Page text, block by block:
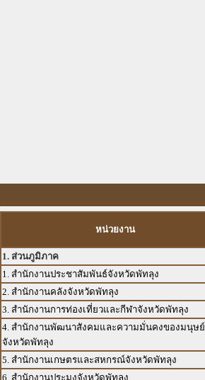
หน่วยงาน
1. ส่วนภูมิภาค
1. สำนักงานประชาสัมพันธ์จังหวัดพัทลุง
2. สำนักงานคลังจังหวัดพัทลุง
3. สำนักงานการท่องเที่ยวและกีฬาจังหวัดพัทลุง
4. สำนักงานพัฒนาสังคมและความมั่นคงของมนุษย์
จังหวัดพัทลุง
5. สำนักงานเกษตรและสหกรณ์จังหวัดพัทลุง
6. สำนักงานประมงจังหวัดพัทลุง